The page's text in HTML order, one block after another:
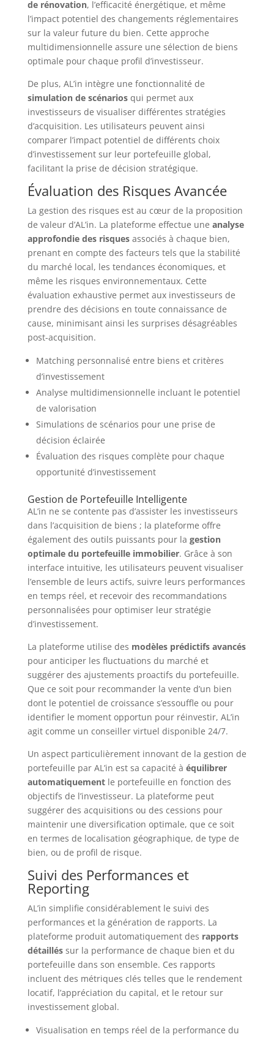
de rénovation, l’efficacité énergétique, et même
l’impact potentiel des changements réglementaires
sur la valeur future du bien. Cette approche
multidimensionnelle assure une sélection de biens
optimale pour chaque profil d’investisseur.
De plus, AL’in intègre une fonctionnalité de
simulation de scénariosqui permet aux
investisseurs de visualiser différentes stratégies
d’acquisition. Les utilisateurs peuvent ainsi
comparer l’impact potentiel de différents choix
d’investissement sur leur portefeuille global,
facilitant la prise de décision stratégique.
Évaluation des Risques Avancée
La gestion des risques est au cœur de la proposition
de valeur d’AL’in. La plateforme effectue une analyse
approfondie des risquesassociés à chaque bien,
prenant en compte des facteurs tels que la stabilité
du marché local, les tendances économiques, et
même les risques environnementaux. Cette
évaluation exhaustive permet aux investisseurs de
prendre des décisions en toute connaissance de
cause, minimisant ainsi les surprises désagréables
post-acquisition.
Matching personnalisé entre biens et critères
d’investissement
Analyse multidimensionnelle incluant le potentiel
de valorisation
Simulations de scénarios pour une prise de
décision éclairée
Évaluation des risques complète pour chaque
opportunité d’investissement
Gestion de Portefeuille Intelligente
AL’in ne se contente pas d’assister les investisseurs
dans l’acquisition de biens ; la plateforme offre
également des outils puissants pour la gestion
optimale du portefeuille immobilier. Grâce à son
interface intuitive, les utilisateurs peuvent visualiser
l’ensemble de leurs actifs, suivre leurs performances
en temps réel, et recevoir des recommandations
personnalisées pour optimiser leur stratégie
d’investissement.
La plateforme utilise des modèles prédictifs avancés
pour anticiper les fluctuations du marché et
suggérer des ajustements proactifs du portefeuille.
Que ce soit pour recommander la vente d’un bien
dont le potentiel de croissance s’essouffle ou pour
identifier le moment opportun pour réinvestir, AL’in
agit comme un conseiller virtuel disponible 24/7.
Un aspect particulièrement innovant de la gestion de
portefeuille par AL’in est sa capacité à équilibrer
automatiquementle portefeuille en fonction des
objectifs de l’investisseur. La plateforme peut
suggérer des acquisitions ou des cessions pour
maintenir une diversification optimale, que ce soit
en termes de localisation géographique, de type de
bien, ou de profil de risque.
Suivi des Performances et
Reporting
AL’in simplifie considérablement le suivi des
performances et la génération de rapports. La
plateforme produit automatiquement des rapports
détailléssur la performance de chaque bien et du
portefeuille dans son ensemble. Ces rapports
incluent des métriques clés telles que le rendement
locatif, l’appréciation du capital, et le retour sur
investissement global.
Visualisation en temps réel de la performance du